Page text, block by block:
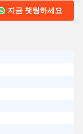
지금 챗팅하세요